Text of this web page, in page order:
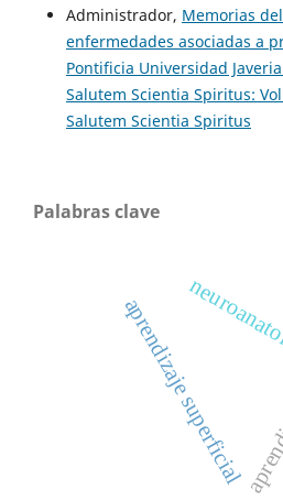
Administrador, Memorias
enfermedades asociadas a
Pontificia Universidad
Salutem Scientia Spiritus:
Salutem Scientia Spiritus
Palabras clave
aprendizaje superficial